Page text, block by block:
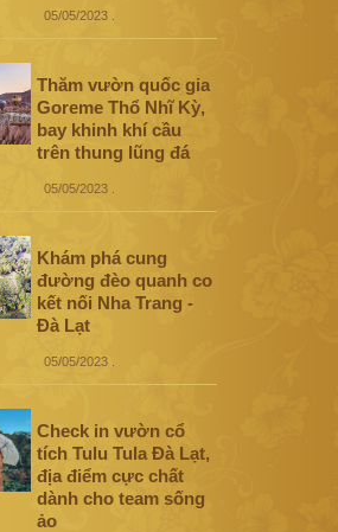
05/05/2023.
Thăm vườn quốc gia
Goreme Thổ Nhĩ Kỳ,
bay khinh khí cầu
trên thung lũng đá
05/05/2023.
Khám phá cung
đường đèo quanh co
kết nối Nha Trang -
Đà Lạt
05/05/2023.
Check in vườn cổ
tích Tulu Tula Đà Lạt,
địa điểm cực chất
dành cho team sống
ảo